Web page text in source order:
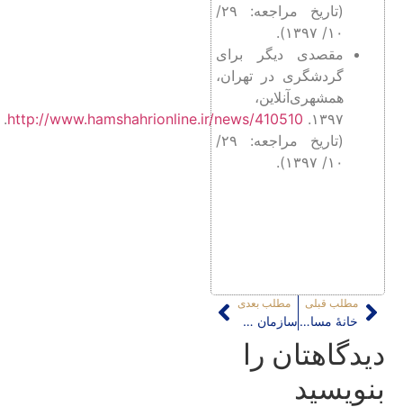
(تاریخ مراجعه: ۲۹/
مقصدی دیگر برای
گردشگری در تهران،
همشهری‌آنلاین،
۱۳۹۷.
http://www.hamshahrionline.ir/news/410510
.
(تاریخ مراجعه: ۲۹/
مطلب قبلی
خانۀ مسافر نیازمند تشکیل جامعۀ صنفی برای حفاظت از منافع ذی‌نفعان
مطلب بعدی
سازمان گردشگری در شهرداری تهران
دیدگاهتان را
بنویسید